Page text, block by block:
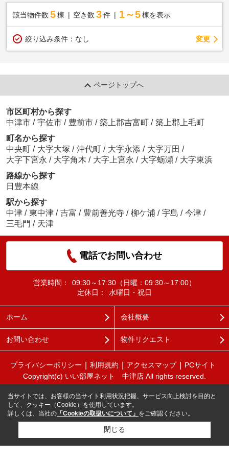
該当物件数 5棟 空き数 3 件 1～5 棟を表示
絞り込み条件： なし 変更
ページトップへ
市区町村から探す
中津市 / 宇佐市 / 豊前市 / 築上郡吉富町 / 築上郡上毛町
町名から探す
中央町 / 大字大塚 / 沖代町 / 大字永添 / 大字万田 /
大字下宮永 / 大字角木 / 大字上宮永 / 大字蛎瀬 / 大字東浜
路線から探す
日豊本線
駅から探す
中津 / 東中津 / 吉富 / 豊前善光寺 / 柳ケ浦 / 宇島 / 今津 /
三毛門 / 天津
電話でお問い合わせ
営業時間：
09:30～17:30（日曜：09:30～17:00）
定休日：
水曜日・祝日
ホーム 会社概要
お問い合わせ 物件リクエスト
プライバシーポリシー 利用規約 アクセスマップ
PCサイト
Copyright(c) いい部屋ネット 中津店 All rights reserved.
当サイトでは、お客様の当サイト利用状況把握、サービス向上検討を目的と
して、クッキー（Cookie）を使用しています。
詳しくは、当社の 「Cookieの取扱いについて」 をご確認ください。
閉じる